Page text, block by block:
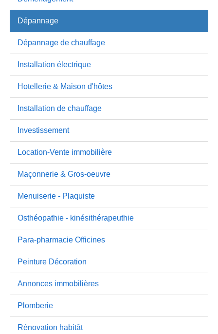
Dépannage
Dépannage de chauffage
Installation électrique
Hotellerie & Maison d'hôtes
Installation de chauffage
Investissement
Location-Vente immobilière
Maçonnerie & Gros-oeuvre
Menuiserie - Plaquiste
Osthéopathie - kinésithérapeuthie
Para-pharmacie Officines
Peinture Décoration
Annonces immobilières
Plomberie
Rénovation habitât